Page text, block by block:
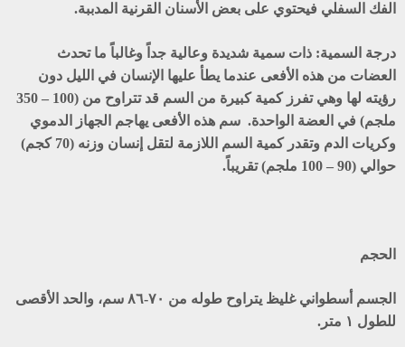
الفك السفلي فيحتوي على بعض الأسنان القرنية المدببة.
درجة السمية: ذات سمية شديدة وعالية جداً وغالباً ما تحدث
العضات من هذه الأفعى عندما يطأ عليها الإنسان في الليل دون
رؤيته لها وهي تفرز كمية كبيرة من السم قد تتراوح من (100 – 350
ملجم) في العضة الواحدة. سم هذه الأفعى يهاجم الجهاز الدموي
وكريات الدم وتقدر كمية السم اللازمة لتقل إنسان وزنه (70 كجم)
حوالي (90 – 100 ملجم) تقريباً.
الحجم
الجسم أسطواني غليظ يتراوح طوله من ٧٠-٨٦ سم، والحد الأقصى
للطول ١ متر.